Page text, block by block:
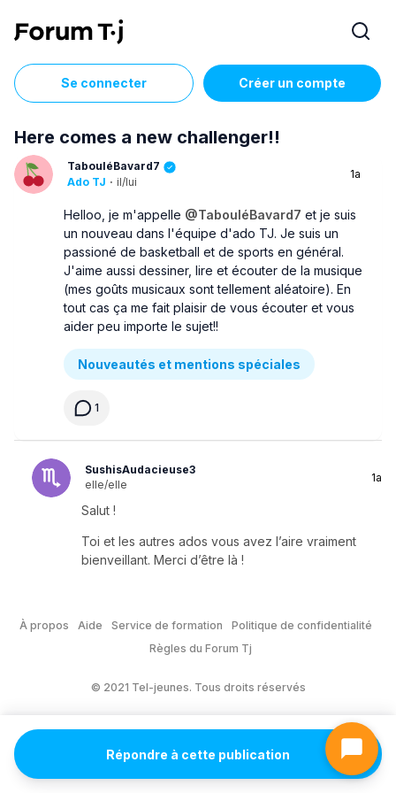
Se connecter Créer un compte
Here comes a new challenger!!
TabouléBavard7
Ado TJ · il/lui
1a
Helloo, je m'appelle @TabouléBavard7 et je suis
un nouveau dans l'équipe d'ado TJ. Je suis un
passioné de basketball et de sports en général.
J'aime aussi dessiner, lire et écouter de la musique
(mes goûts musicaux sont tellement aléatoire). En
tout cas ça me fait plaisir de vous écouter et vous
aider peu importe le sujet!!
Nouveautés et mentions spéciales
1
SushisAudacieuse3
elle/elle
1a
Salut !
Toi et les autres ados vous avez l’aire vraiment
bienveillant. Merci d’être là !
Répondre à cette publication
À propos Aide Service de formation
Politique de confidentialité
Règles du Forum Tj
© 2021 Tel-jeunes. Tous droits réservés